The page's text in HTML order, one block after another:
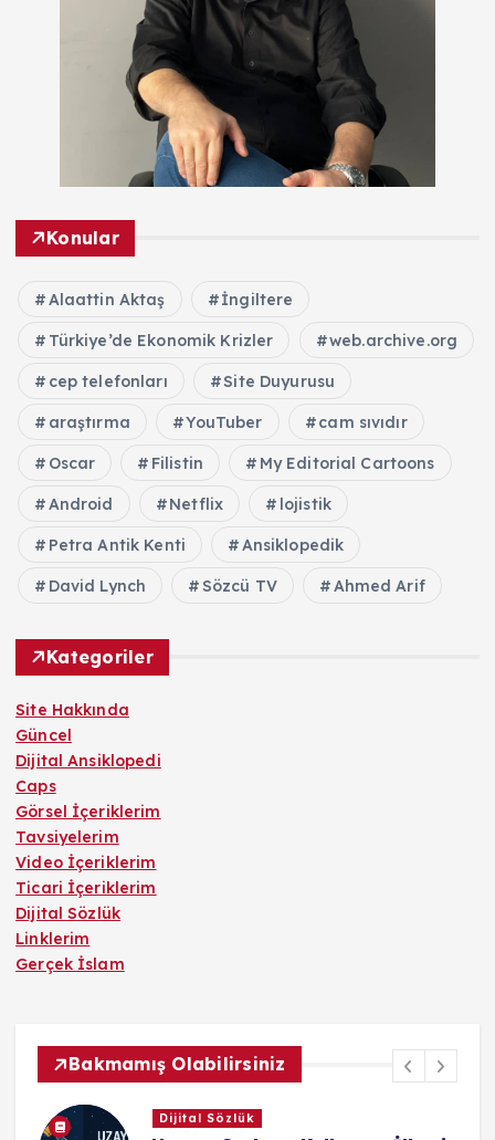
Konular
Alaattin Aktaş İngiltere
Türkiye’de Ekonomik Krizler web.archive.org
cep telefonları Site Duyurusu
araştırma YouTuber cam sıvıdır
Oscar Filistin My Editorial Cartoons
Android Netflix lojistik
Petra Antik Kenti Ansiklopedik
David Lynch Sözcü TV Ahmed Arif
Kategoriler
Site Hakkında
Güncel
Dijital Ansiklopedi
Caps
Görsel İçeriklerim
Tavsiyelerim
Video İçeriklerim
Ticari İçeriklerim
Dijital Sözlük
Linklerim
Gerçek İslam
Bakmamış Olabilirsiniz
Dijital Sözlük